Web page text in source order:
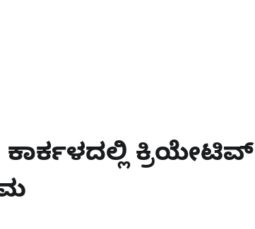
ಕ್ರಿಯೇಟಿವ್